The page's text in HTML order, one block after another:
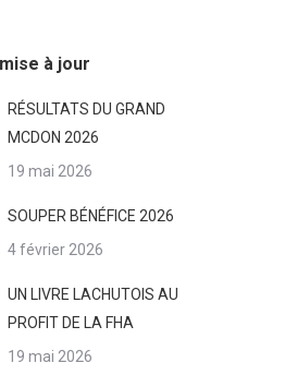
à jour
RÉSULTATS DU GRAND
MCDON 2026
19 mai 2026
SOUPER BÉNÉFICE 2026
4 février 2026
UN LIVRE LACHUTOIS AU
PROFIT DE LA FHA
19 mai 2026